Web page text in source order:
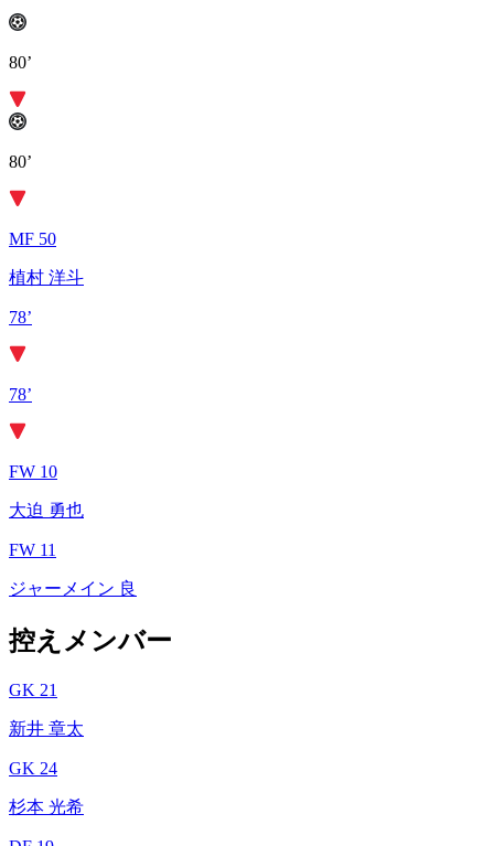
80’
80’
MF 50
植村 洋斗
78’
78’
FW 10
大迫 勇也
FW 11
ジャーメイン 良
控えメンバー
GK 21
新井 章太
GK 24
杉本 光希